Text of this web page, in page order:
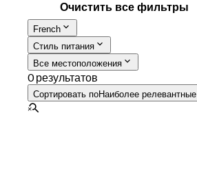
Очистить все фильтры
French
Стиль питания
Все местоположения
0 результатов
Сортировать поНаиболее релевантные